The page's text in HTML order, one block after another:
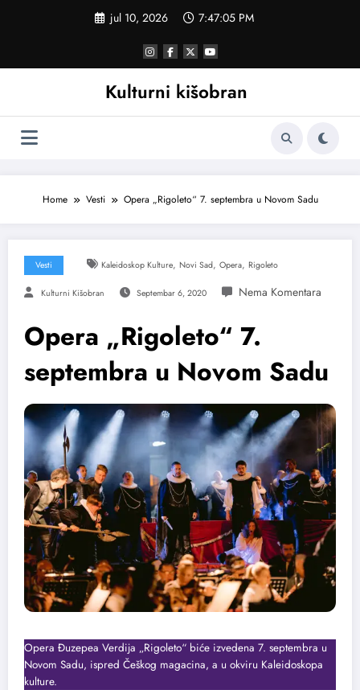
jul 10, 2026 7:47:06 PM
Kulturni kišobran
Home Vesti Opera „Rigoleto“ 7. septembra u Novom Sadu
Vesti Kaleidoskop Kulture, Novi Sad, Opera, Rigoleto
Kulturni Kišobran Septembar 6, 2020
Opera „Rigoleto“ 7.
septembra u Novom Sadu
Opera Đuzepea Verdija „Rigoleto“ biće izvedena 7. septembra u
Novom Sadu, ispred Češkog magacina, a u okviru Kaleidoskopa
kulture.